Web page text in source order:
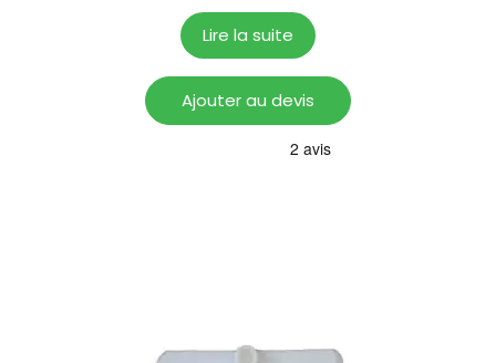
Lire la suite
Ajouter au devis